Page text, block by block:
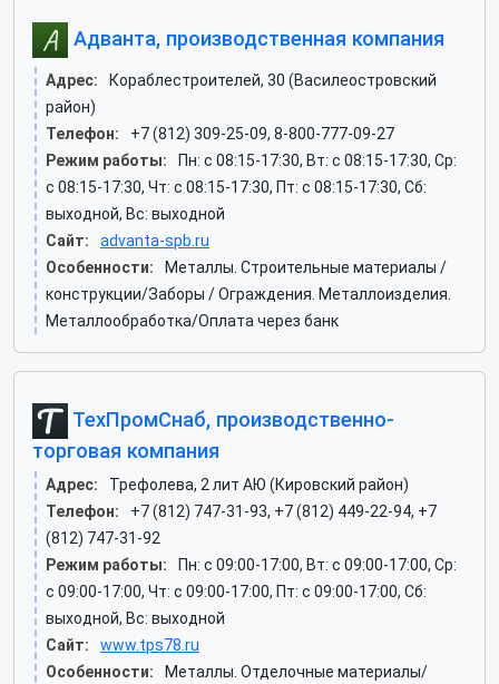
Адванта, производственная компания
Адрес:
Кораблестроителей, 30 (Василеостровский
район)
Телефон:
+7 (812) 309-25-09, 8-800-777-09-27
Режим работы:
Пн: c 08:15-17:30, Вт: c 08:15-17:30, Ср:
c 08:15-17:30, Чт: c 08:15-17:30, Пт: c 08:15-17:30, Сб:
выходной, Вс: выходной
Сайт:
advanta-spb.ru
Особенности:
Металлы. Строительные материалы /
конструкции/Заборы / Ограждения. Металлоизделия.
Металлообработка/Оплата через банк
ТехПромСнаб, производственно-
торговая компания
Адрес:
Трефолева, 2 лит АЮ (Кировский район)
Телефон:
+7 (812) 747-31-93, +7 (812) 449-22-94, +7
(812) 747-31-92
Режим работы:
Пн: c 09:00-17:00, Вт: c 09:00-17:00, Ср:
c 09:00-17:00, Чт: c 09:00-17:00, Пт: c 09:00-17:00, Сб:
выходной, Вс: выходной
Сайт:
www.tps78.ru
Особенности:
Металлы. Отделочные материалы/